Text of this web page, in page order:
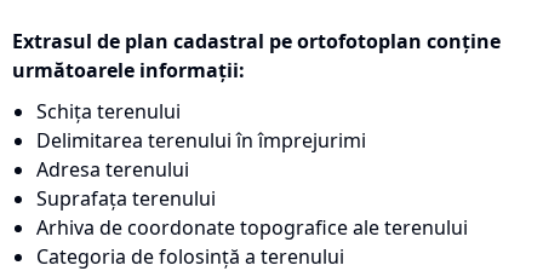
Extrasul de plan cadastral pe ortofotoplan conține
următoarele informații:
Schița terenului
Delimitarea terenului în împrejurimi
Adresa terenului
Suprafața terenului
Arhiva de coordonate topografice ale terenului
Categoria de folosință a terenului